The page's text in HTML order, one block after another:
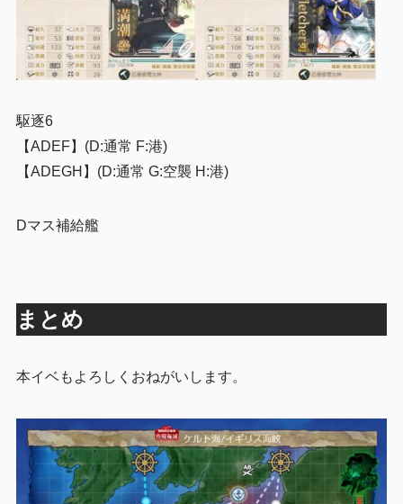
駆逐6
【ADEF】(D:通常 F:港)
【ADEGH】(D:通常 G:空襲 H:港)
Dマス補給艦
まとめ
本イベもよろしくおねがいします。